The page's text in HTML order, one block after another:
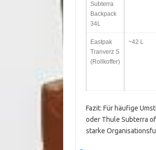
Subterra
Backpack
34L
Eastpak
Tranverz S
(Rollkoffer)
~42 L
Fazit: Für häufige
oder Thule Subterra
starke